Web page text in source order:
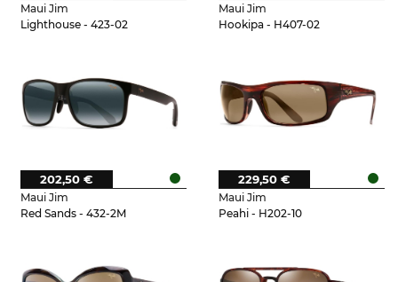
Maui Jim
Lighthouse - 423-02
Maui Jim
Hookipa - H407-02
Maui Jim
Red Sands - 432-2M
202,50 €
Maui Jim
Peahi - H202-10
229,50 €